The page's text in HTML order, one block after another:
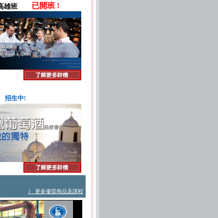
雄班 已開班 !
招生中!
》 更多優質商品及課程